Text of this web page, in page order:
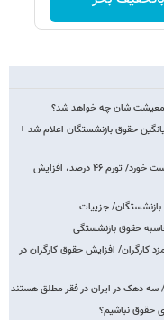
معیشت شان چه خواهد شد؟
یافت/ میانگین حقوق بازنشستگان اعلام شد +
افزایش حقوق کارمندان و بازنشستگان به بن‌بست خورد/ تورم ۴۶ درصد، افزایش
جزییات
حقوق بازنشستگی
کارگران/ افزایش حقوق کارگران در
دهک در ایران در فقر مطلق هستند
حقوق نباشیم؟